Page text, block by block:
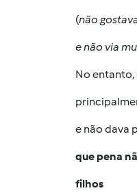
(não
e não via
No entanto,
e não dava
que pena
filhos